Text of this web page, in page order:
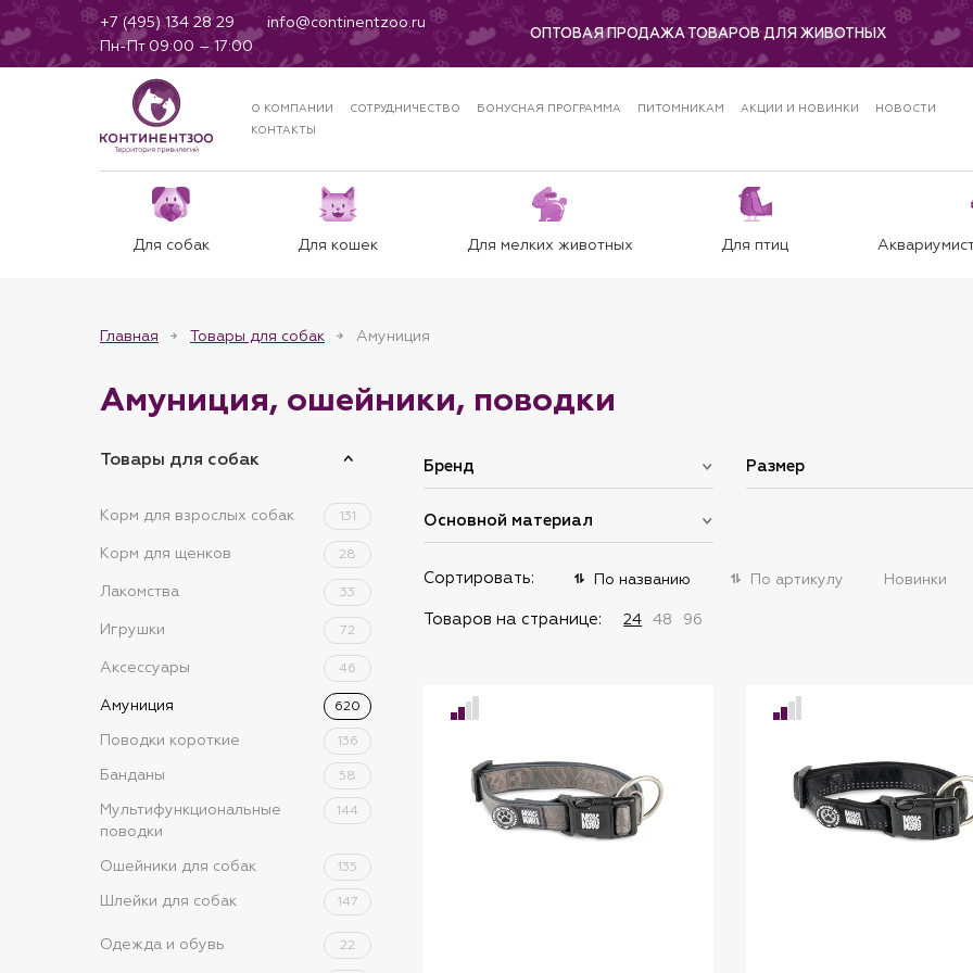
+7 (495) 134 28 29
info@continentzoo.ru
Пн-Пт 09:00 – 17:00
ОПТОВАЯ ПРОДАЖА ТОВАРОВ ДЛЯ ЖИВОТНЫХ
О КОМПАНИИ СОТРУДНИЧЕСТВО БОНУСНАЯ ПРОГРАММА ПИТОМНИКАМ АКЦИИ И НОВИНКИ
НОВОСТИ
КОНТАКТЫ
Для собак Для кошек Для мелких животных Для птиц
Главная Товары для собак Амуниция
Амуниция, ошейники, поводки
Товары для собак
Корм для взрослых собак 131
Корм для щенков 28
Лакомства 33
Игрушки 72
Аксессуары 46
Амуниция 620
Поводки короткие 136
Банданы 58
Мультифункциональные
поводки
144
Ошейники для собак 135
Шлейки для собак 147
Одежда и обувь 22
Бренд Размер
Основной материал
Сортировать: По названию По артикулу Новинки
Товаров на странице: 24 48 96